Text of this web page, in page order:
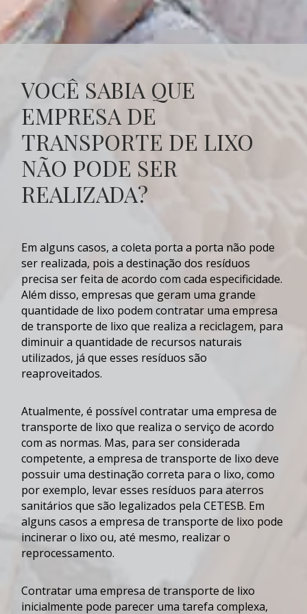
VOCÊ SABIA QUE
EMPRESA DE
TRANSPORTE DE LIXO
NÃO PODE SER
REALIZADA?
Em alguns casos, a coleta porta a porta não pode
ser realizada, pois a destinação dos resíduos
precisa ser feita de acordo com cada especificidade.
Além disso, empresas que geram uma grande
quantidade de lixo podem contratar umaempresa
de transporte de lixo que realiza a reciclagem, para
diminuir a quantidade de recursos naturais
utilizados, já que esses resíduos são
reaproveitados.
Atualmente, é possível contratar umaempresa de
transporte de lixo que realiza o serviço de acordo
com as normas. Mas, para ser considerada
competente, aempresa de transporte de lixo deve
possuir uma destinação correta para o lixo, como
por exemplo, levar esses resíduos para aterros
sanitários que são legalizados pela CETESB. Em
alguns casos aempresa de transporte de lixo pode
incinerar o lixo ou, até mesmo, realizar o
reprocessamento.
Contratar umaempresa de transporte de lixo
inicialmente pode parecer uma tarefa complexa,